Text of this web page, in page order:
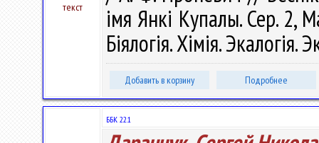
текст
імя Янкі Купалы. Сер. 2,
Біялогія. Хімія.
Добавить в корзину Подробнее
ББК 22.1